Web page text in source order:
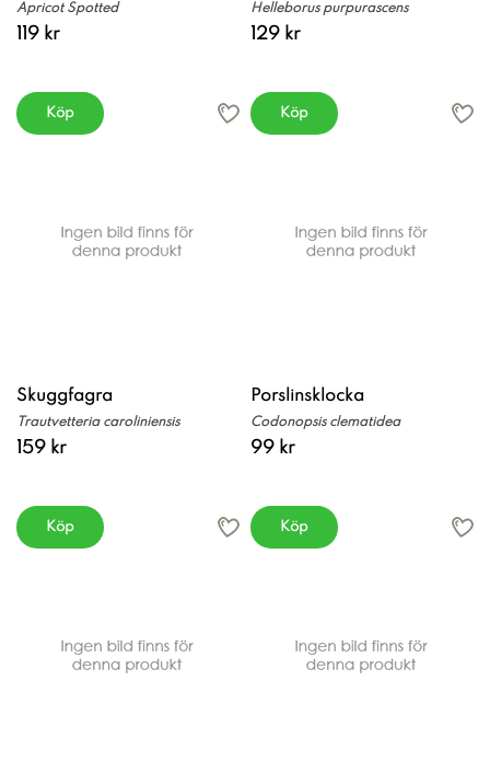
Apricot Spotted
119 kr
Köp
Helleborus purpurascens
129 kr
Köp
Skuggfagra
Trautvetteria caroliniensis
159 kr
Köp
Porslinsklocka
Codonopsis clematidea
99 kr
Köp